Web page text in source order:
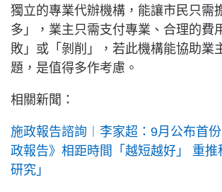
獨立的專業代辦機構，能讓市民只需
多」，業主只需支付專業、合理的費
敗」或「剝削」，若此機構能協助業
題，是值得多作考慮。
相關新聞：
施政報告諮詢︱李家超：9月公布首
政報告》相距時間「越短越好」 重推
研究」